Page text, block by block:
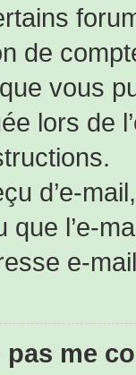
de
vous
lors de
d’e-
l’e-
e-
me